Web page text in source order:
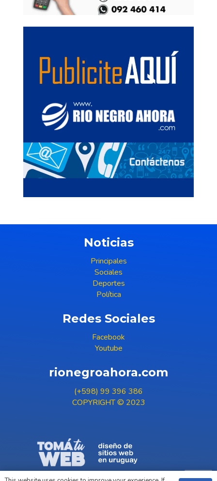
Noticias
Principales
Sociales
Deportes
Política
Redes Sociales
Facebook
Youtube
rionegroahora.com
(+598) 99 396 386
COPYRIGHT © 2023